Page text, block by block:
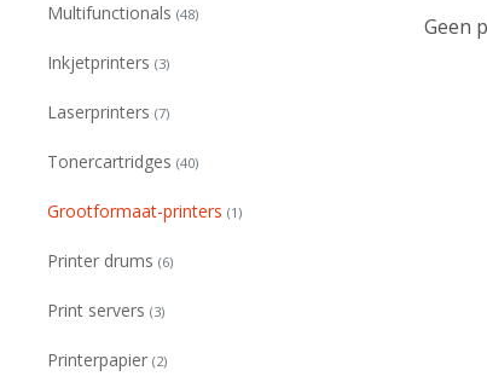
Multifunctionals (48)
Inkjetprinters (3)
Laserprinters (7)
Tonercartridges (40)
Grootformaat-printers (1)
Printer drums (6)
Print servers (3)
Printerpapier (2)
Geen